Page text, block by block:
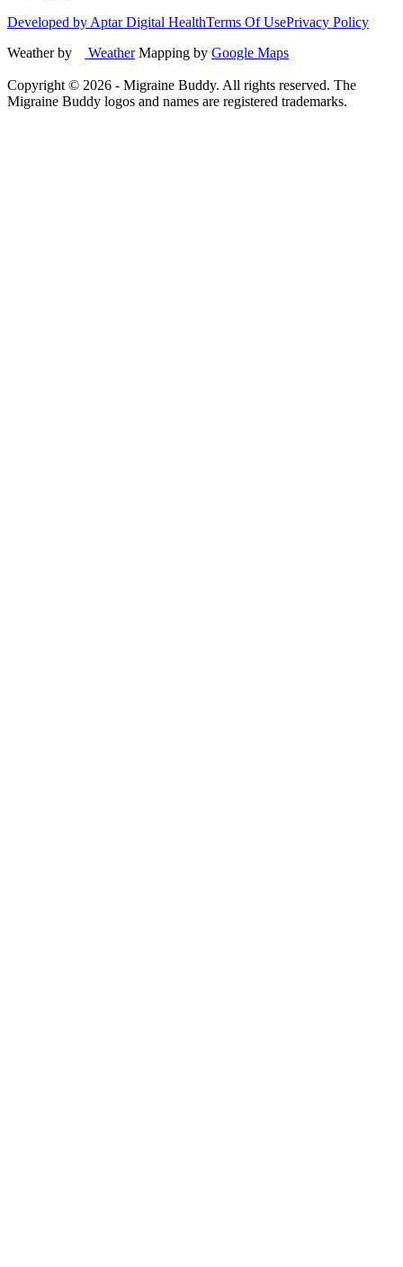
Developed by Aptar Digital HealthTerms Of UsePrivacy Policy
Weather by
WeatherMapping by Google Maps
Copyright © 2026 - Migraine Buddy. All rights reserved. The
Migraine Buddy logos and names are registered trademarks.